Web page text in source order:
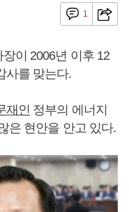
1
이 2006년 이후 12
사를 맞는다.
재인 정부의 에너지
은 현안을 안고 있다.